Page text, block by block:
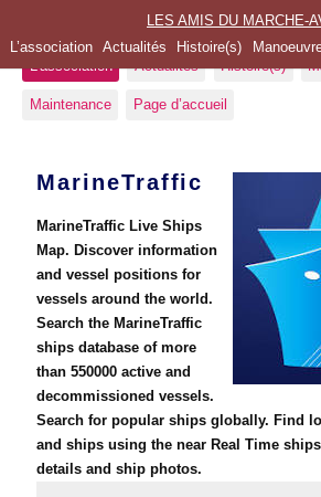
LES AMIS DU MARCHE-
L’association
Actualités Histoire(s)
L’association
Actualités Histoire(s)
Maintenance Page d’accueil
MarineTraffic
MarineTraffic Live Ships
Map. Discover information
and vessel positions for
vessels around the world.
Search the MarineTraffic
ships database of more
than 550000 active and
decommissioned vessels.
Search for popular ships globally. Find
and ships using the near Real Time
details and ship photos.